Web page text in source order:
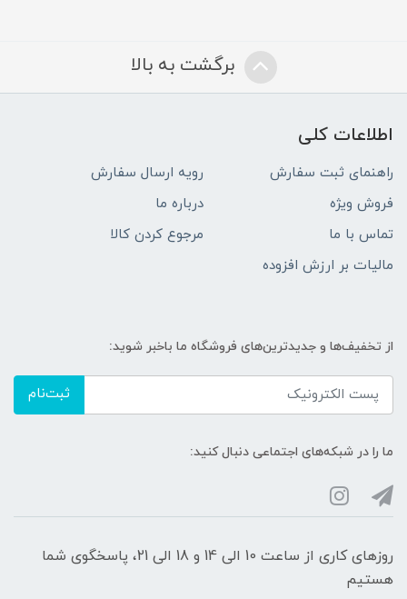
برگشت به بالا
اطلاعات کلی
راهنمای ثبت سفارش
رویه ارسال سفارش
فروش ویژه
درباره ما
تماس با ما
مرجوع کردن کالا
مالیات بر ارزش افزوده
از تخفیف‌ها و جدیدترین‌های فروشگاه ما باخبر شوید:
ثبت‌نام
ما را در شبکه‌های اجتماعی دنبال کنید:
روزهای کاری از ساعت 10 الی 14 و 18 الی 21، پاسخگوی شما
هستیم